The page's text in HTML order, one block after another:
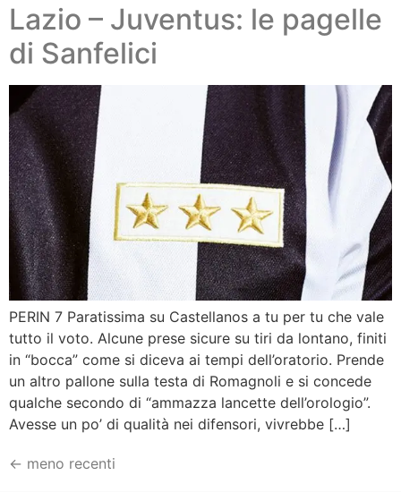
Lazio – Juventus: le pagelle
di Sanfelici
PERIN 7 Paratissima su Castellanos a tu per tu che vale
tutto il voto. Alcune prese sicure su tiri da lontano, finiti
in “bocca” come si diceva ai tempi dell’oratorio. Prende
un altro pallone sulla testa di Romagnoli e si concede
qualche secondo di “ammazza lancette dell’orologio”.
Avesse un po’ di qualità nei difensori, vivrebbe […]
← meno recenti